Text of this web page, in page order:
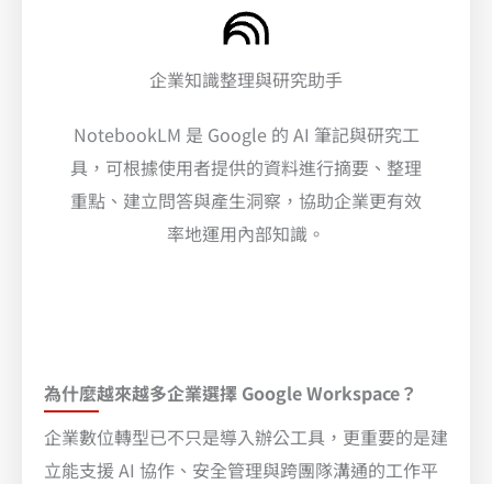
企業知識整理與研究助手
NotebookLM 是 Google 的 AI 筆記與研究工
具，可根據使用者提供的資料進行摘要、整理
重點、建立問答與產生洞察，協助企業更有效
率地運用內部知識。
為什麼越來越多企業選擇 Google Workspace？
企業數位轉型已不只是導入辦公工具，更重要的是建
立能支援 AI 協作、安全管理與跨團隊溝通的工作平